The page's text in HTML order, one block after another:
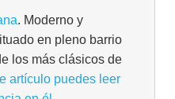
. Moderno y
en pleno barrio
los más clásicos de
artículo puedes leer